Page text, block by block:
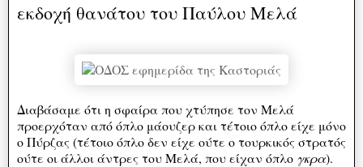
εκδοχή θανάτου του Παύλου Μελά
Διαβάσαμε ότι η σφαίρα που χτύπησε τον Μελά
προερχόταν από όπλο μάουζερ και τέτοιο όπλο είχε μόνο
ο Πύρζας (τέτοιο όπλο δεν είχε ούτε ο τουρκικός στρατός
ούτε οι άλλοι άντρες του Μελά, που είχαν όπλο γκρα).